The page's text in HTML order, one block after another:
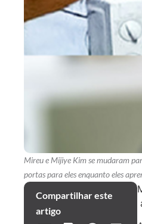
Mireu e Mijiye Kim se mudaram
portas para eles enquanto eles
Compartilhar este
artigo